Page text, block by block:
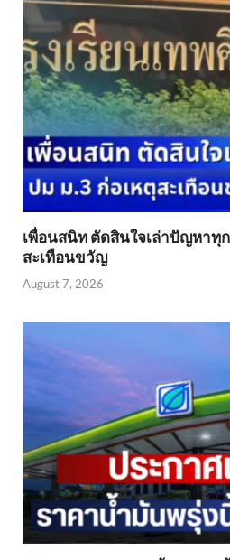
เพื่อนสนิท ตัดสินใจเล่าปัญหาทุ
สะเทือนขวัญ
August 7, 2026